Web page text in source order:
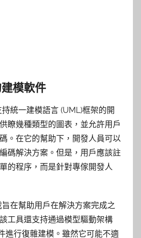
模軟件
統一建模語言 (UML)框架的開
瞭幾種類型的圖表，並允許用戶
。在它的幫助下，開發人員可以
碼解決方案。但是，用戶應該註
的程序，而是針對專傢開發人
在幫助用戶在解決方案完成之
工具還支持通過模型驅動架構
進行復雜建模。雖然它可能不適